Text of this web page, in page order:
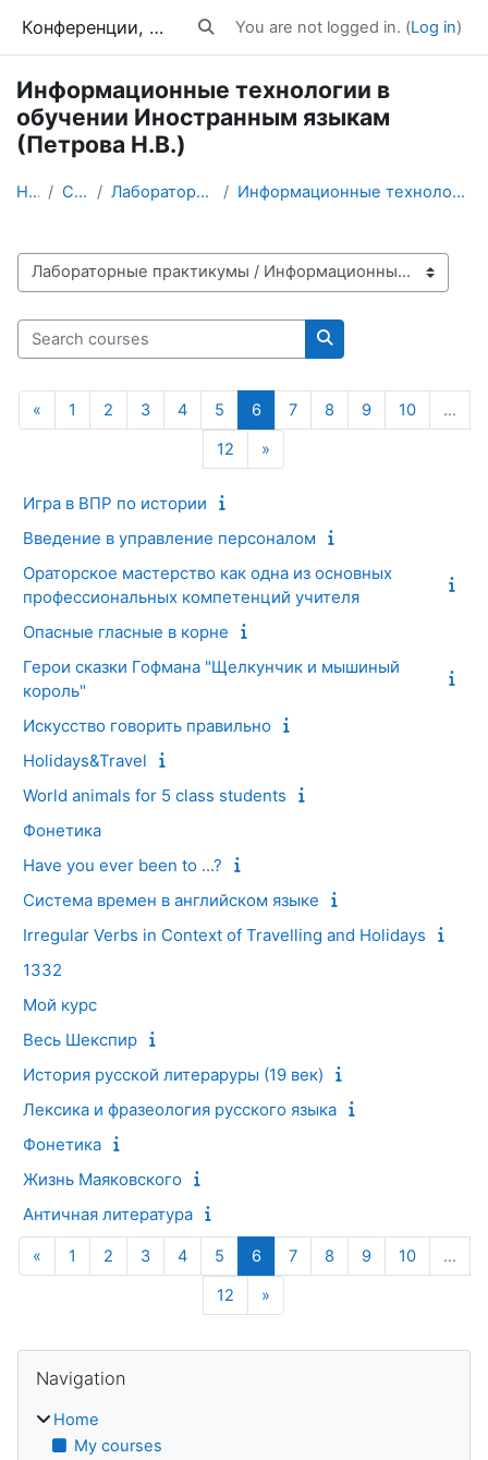
Конференции, тренинги, вебинары Toggle search input
You are not logged in. (Log in)
Информационные технологии в
обучении Иностранным языкам
(Петрова Н.В.)
Home Courses Лабораторные практикумы Информационные технологии в обучении Иностранным я...
Course categories
Search courses
Search courses
«Previous page
1 Page 1
2Page 2
3Page 3
4Page 4
5Page 5
6Page 6
7Page 7
8Page 8
9Page 9
10Page 10
…
12 Page 12
»
Игра в ВПР по истории
Введение в управление персоналом
Ораторское мастерство как одна из основных
профессиональных компетенций учителя
Опасные гласные в корне
Герои сказки Гофмана "Щелкунчик и мышиный
король"
Искусство говорить правильно
Holidays&Travel
World animals for 5 class students
Фонетика
Have you ever been to ...?
Система времен в английском языке
Irregular Verbs in Context of Travelling and Holidays
1332
Мой курс
Весь Шекспир
История русской литераруры (19 век)
Лексика и фразеология русского языка
Фонетика
Жизнь Маяковского
Античная литература
«Previous page
1 Page 1
2Page 2
3Page 3
4Page 4
5Page 5
6Page 6
7Page 7
8Page 8
9Page 9
10Page 10
…
12 Page 12
»
Blocks
Navigation
Home
My courses